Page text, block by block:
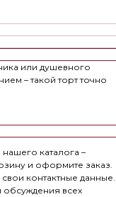
или душевного
– такой торт точно
каталога –
и оформите заказ.
контактные данные.
всех